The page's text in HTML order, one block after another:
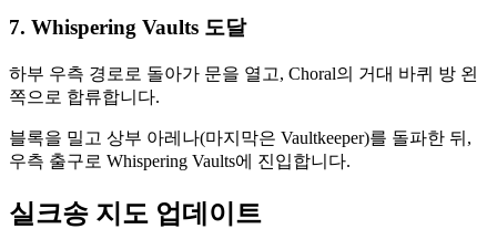
7. Whispering Vaults 도달
하부 우측 경로로 돌아가 문을 열고, Choral의 거대 바퀴 방 왼
쪽으로 합류합니다.
블록을 밀고 상부 아레나(마지막은 Vaultkeeper)를 돌파한 뒤,
우측 출구로 Whispering Vaults에 진입합니다.
실크송 지도 업데이트